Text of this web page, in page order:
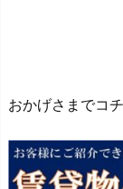
おかげさまでコ